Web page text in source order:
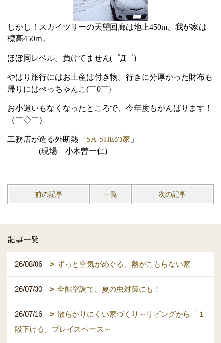
しかし！スカイツリーの天望回廊は地上450m、我が家は
標高450ｍ。
ほぼ同レベル。負けてません(゜Д゜)
やはり旅行にはお土産は付き物。行きに分厚かった財布も
帰りにはぺっちゃんこ(￣0￣)
お小遣いもなくなったところで、今年度もがんばります！
（￣◇￣）ゞ
工務店が造る外断熱「 SA-SHEの家 」
(現場 小木曽一仁)
前の記事 一覧 次の記事
記事一覧
26/08/06 ずっと空気がめぐる、熱がこもらない家
26/07/30 全館空調で、夏の虫対策にも！
26/07/16
散らかりにくい家づくり～リビングから「１
段下げる」プレイスペース～